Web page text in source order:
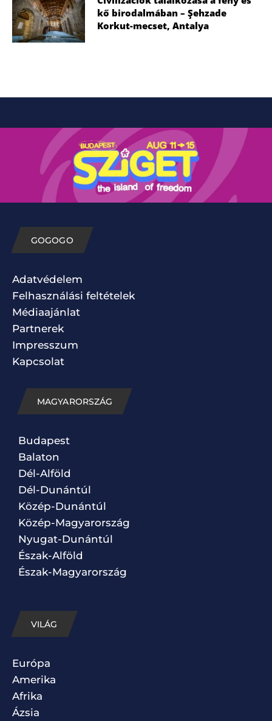
kő birodalmában – Şehzade
Korkut-mecset, Antalya
GOGOGO
Adatvédelem
Felhasználási feltételek
Médiaajánlat
Partnerek
Impresszum
Kapcsolat
MAGYARORSZÁG
Budapest
Balaton
Dél-Alföld
Dél-Dunántúl
Közép-Dunántúl
Közép-Magyarország
Nyugat-Dunántúl
Észak-Alföld
Észak-Magyarország
VILÁG
Európa
Amerika
Afrika
Ázsia